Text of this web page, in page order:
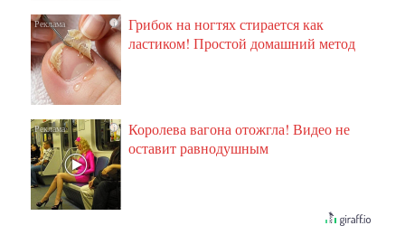
i
Грибок на ногтях стирается как
ластиком! Простой домашний метод
i
Королева вагона отожгла! Видео не
оставит равнодушным